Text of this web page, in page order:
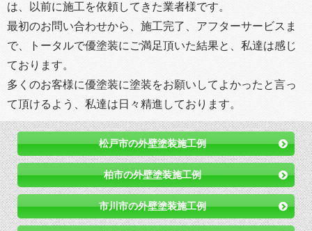
は、以前に施工を依頼してきた業者様です。
最初のお問い合わせから、施工完了、アフターサービスま
で、トータルで優塗装にご満足頂いた結果と、私達は感じ
ております。
多くのお客様に優塗装に塗装をお願いしてよかったと言っ
て頂けるよう、私達は日々精進しております。
松戸市の外壁塗装施工例
柏市の外壁塗装施工例
市川市の外壁塗装施工例